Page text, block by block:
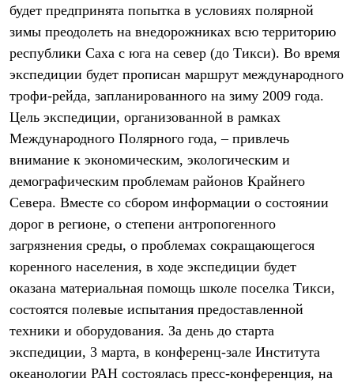
Брюки
Жилеты
Термобелье
Теплое термобелье
Среднее термобелье
Легкое термобелье
Лёгкая одежда
Футболки
Рубашки
Толстовки
Брюки
Женская одежда
Утепленная пухом
Брюки
Жилеты
Утепленная синтетикой
Куртки
Брюки
Штормовая одежда
Софтшелл одежда
Куртки
будет предпринята попытка в условиях полярной
зимы преодолеть на внедорожниках всю территорию
республики Саха с юга на север (до Тикси). Во время
экспедиции будет прописан маршрут международного
трофи-рейда, запланированного на зиму 2009 года.
Цель экспедиции, организованной в рамках
Международного Полярного года, – привлечь
внимание к экономическим, экологическим и
демографическим проблемам районов Крайнего
Севера. Вместе со сбором информации о состоянии
дорог в регионе, о степени антропогенного
загрязнения среды, о проблемах сокращающегося
коренного населения, в ходе экспедиции будет
оказана материальная помощь школе поселка Тикси,
состоятся полевые испытания предоставленной
техники и оборудования. За день до старта
экспедиции, 3 марта, в конференц-зале Института
океанологии РАН состоялась пресс-конференция, на